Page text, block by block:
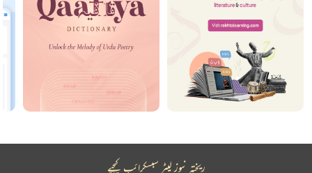
ریختہ نیوز لیٹر سبسکرائب کیجیے